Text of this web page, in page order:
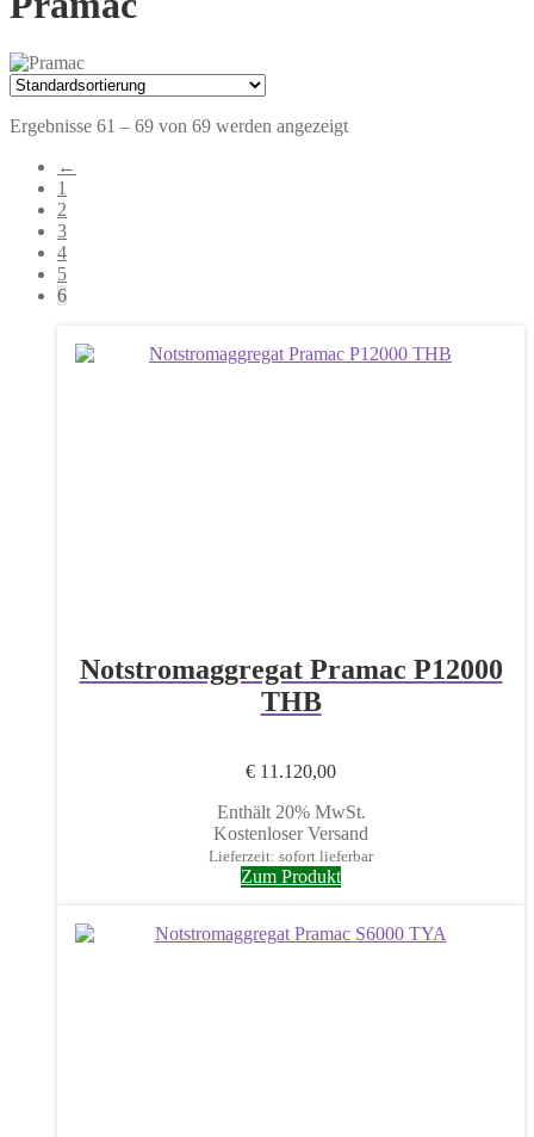
Ergebnisse 61 – 69 von 69 werden angezeigt
←
1
2
3
4
5
6
Notstromaggregat Pramac P12000
THB
€ 11.120,00
Enthält 20% MwSt.
Kostenloser Versand
Lieferzeit: sofort lieferbar
Zum Produkt